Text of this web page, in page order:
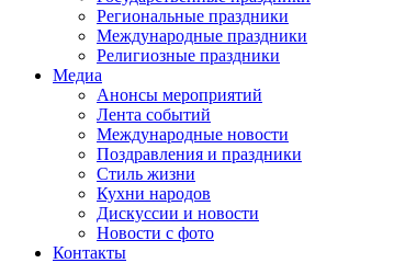
Региональные праздники
Международные праздники
Религиозные праздники
Медиа
Анонсы мероприятий
Лента событий
Международные новости
Поздравления и праздники
Cтиль жизни
Кухни народов
Дискуссии и новости
Новости с фото
Контакты